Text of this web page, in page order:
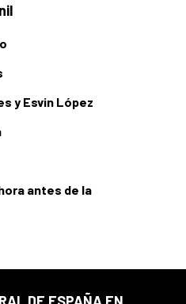
y Esvin López
antes de la